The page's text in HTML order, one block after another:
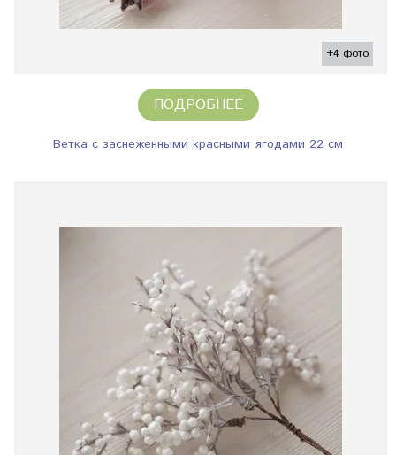
+4 фото
ПОДРОБНЕЕ
Ветка с заснеженными красными ягодами 22 см